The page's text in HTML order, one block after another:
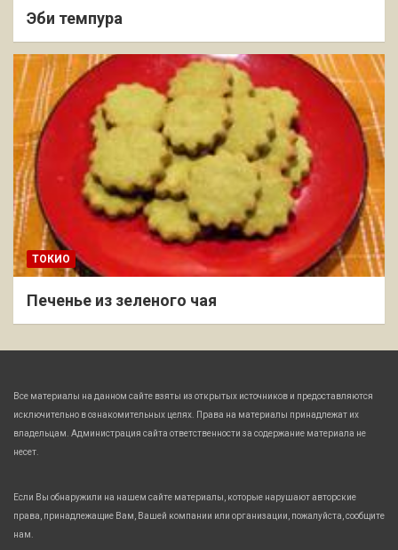
Эби темпура
ТОКИО
Печенье из зеленого чая
Все материалы на данном сайте взяты из открытых источников и предоставляются
исключительно в ознакомительных целях. Права на материалы принадлежат их
владельцам. Администрация сайта ответственности за содержание материала не
несет.
Если Вы обнаружили на нашем сайте материалы, которые нарушают авторские
права, принадлежащие Вам, Вашей компании или организации, пожалуйста, сообщите
нам.